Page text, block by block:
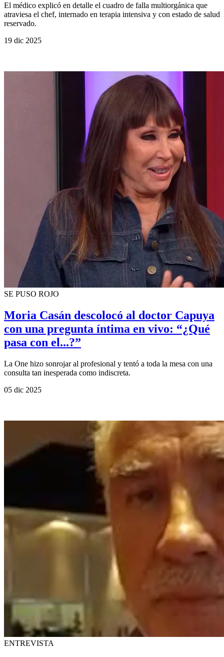
El médico explicó en detalle el cuadro de falla multiorgánica que
atraviesa el chef, internado en terapia intensiva y con estado de salud
reservado.
19 dic 2025
SE PUSO ROJO
Moria Casán descolocó al doctor Capuya
con una pregunta íntima en vivo: “¿Qué
pasa con el...?”
La One hizo sonrojar al profesional y tentó a toda la mesa con una
consulta tan inesperada como indiscreta.
05 dic 2025
ENTREVISTA